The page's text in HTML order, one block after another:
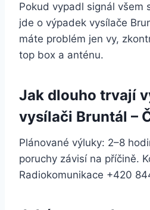
Pokud vypadl signál všem
jde o výpadek vysílače
máte problém jen vy,
top box a anténu.
Jak dlouho trvají
vysílači Bruntál –
Plánované výluky: 2–8
poruchy závisí na příčině.
Radiokomunikace +420